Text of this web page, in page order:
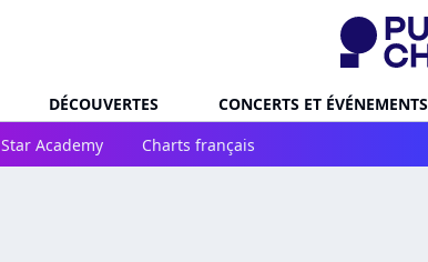
DÉCOUVERTES CONCERTS ET ÉVÉNEMENTS
Star Academy Charts français